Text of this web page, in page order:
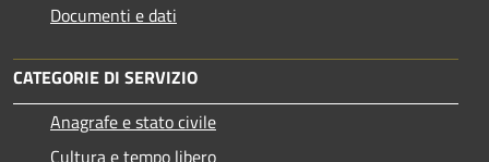
Documenti e dati
CATEGORIE DI SERVIZIO
Anagrafe e stato civile
Cultura e tempo libero